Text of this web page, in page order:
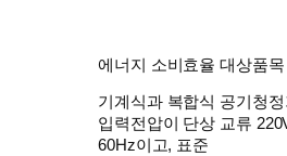
에너지 소비효율 대상품목
기계식과 복합식 공기청
입력전압이 단상 교류
60Hz이고, 표준